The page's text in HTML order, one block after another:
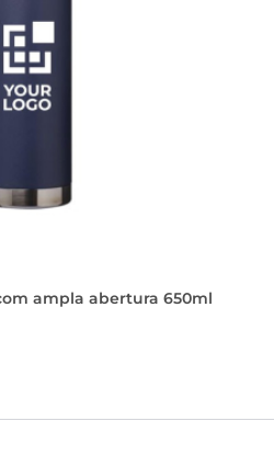
ampla abertura 650ml